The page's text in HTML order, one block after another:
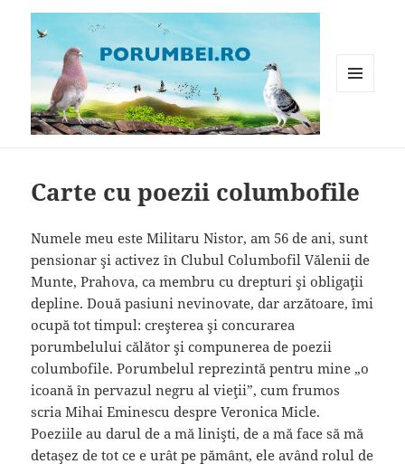
Carte cu poezii columbofile
Numele meu este Militaru Nistor, am 56 de ani, sunt
pensionar şi activez în Clubul Columbofil Vălenii de
Munte, Prahova, ca membru cu drepturi şi obligaţii
depline. Două pasiuni nevinovate, dar arzătoare, îmi
ocupă tot timpul: creşterea şi concurarea
porumbelului călător şi compunerea de poezii
columbofile. Porumbelul reprezintă pentru mine „o
icoană în pervazul negru al vieţii”, cum frumos
scria Mihai Eminescu despre Veronica Micle.
Poeziile au darul de a mă linişti, de a mă face să mă
detaşez de tot ce e urât pe pământ, ele având rolul de